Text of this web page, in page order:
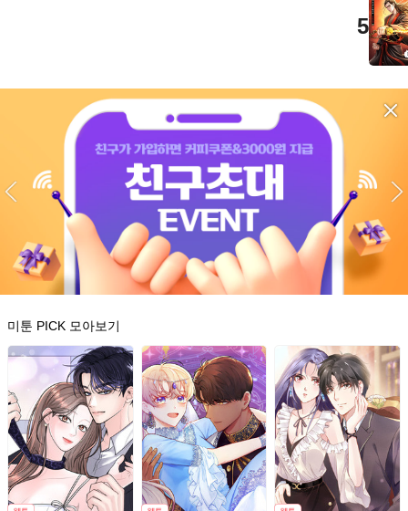
5
미툰 PICK 모아보기